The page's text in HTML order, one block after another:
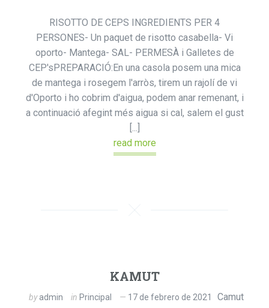
RISOTTO DE CEPS INGREDIENTS PER 4
PERSONES- Un paquet de risotto casabella- Vi
oporto- Mantega- SAL- PERMESÀ i Galletes de
CEP'sPREPARACIÓ:En una casola posem una mica
de mantega i rosegem l'arròs, tirem un rajolí de vi
d'Oporto i ho cobrim d'aigua, podem anar remenant, i
a continuació afegint més aigua si cal, salem el gust
[...]
read more
KAMUT
byadmin in Principal 17 de febrero de 2021 Camut